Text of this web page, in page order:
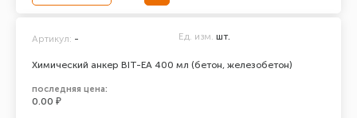
Химический анкер BIT-EA 400 мл (бетон, железобетон)
Артикул: - Ед. изм. шт.
последняя цена:
0.00 ₽